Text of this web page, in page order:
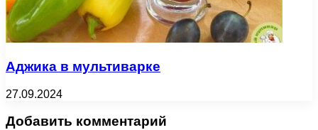
Аджика в мультиварке
27.09.2024
Добавить комментарий